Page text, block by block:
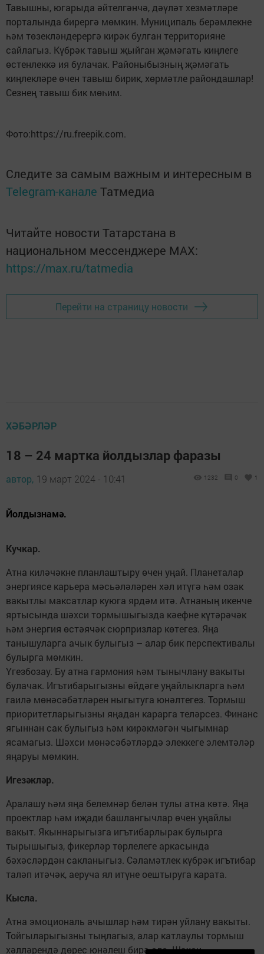
Тавышны, югарыда әйтелгәнчә, дәүләт хезмәтләре
порталында бирергә мөмкин. Муниципаль берәмлекне
һәм төзекләндерергә кирәк булган территорияне
сайлагыз. Күбрәк тавыш җыйган җәмәгать киңлеге
өстенлеккә ия булачак. Районыбызның җәмәгать
киңлекләре өчен тавыш бирик, хөрмәтле райондашлар!
Сезнең тавыш бик мөһим.
Фото:https://ru.freepik.com.
Следите за самым важным и интересным в
Telegram-канале Татмедиа
Читайте новости Татарстана в
национальном мессенджере MАХ:
https://max.ru/tatmedia
Перейти на страницу новости
ХӘБӘРЛӘР
18 – 24 мартка йолдызлар фаразы
автор, 19 март 2024 - 10:41 1232 0 1
Йолдызнамә.
Кучкар.
Атна киләчәкне планлаштыру өчен уңай. Планеталар
энергиясе карьера мәсьәләләрен хәл итүгә һәм озак
вакытлы максатлар куюга ярдәм итә. Атнаның икенче
яртысында шәхси тормышыгызда кәефне күтәрәчәк
һәм энергия өстәячәк сюрпризлар көтегез. Яңа
танышуларга ачык булыгыз – алар бик перспективалы
булырга мөмкин.
Үгезбозау. Бу атна гармония һәм тынычлану вакыты
булачак. Игътибарыгызны өйдәге уңайлыкларга һәм
гаилә мөнәсәбәтләрен ныгытуга юнәлтегез. Тормыш
приоритетларыгызны яңадан карарга теләрсез. Финанс
ягыннан сак булыгыз һәм кирәкмәгән чыгымнар
ясамагыз. Шәхси мөнәсәбәтләрдә элеккеге элемтәләр
яңаруы мөмкин.
Игезәкләр.
Аралашу һәм яңа белемнәр белән тулы атна көтә. Яңа
проектлар һәм иҗади башлангычлар өчен уңайлы
вакыт. Якыннарыгызга игътибарлырак булырга
тырышыгыз, фикерләр төрлелеге аркасында
бәхәсләрдән сакланыгыз. Сәламәтлек күбрәк игътибар
таләп итәчәк, аеруча ял итүне оештыруга карата.
Кысла.
Атна эмоциональ ачышлар һәм тирән уйлану вакыты.
Тойгыларыгызны тыңлагыз, алар катлаулы тормыш
хәлләрендә дөрес юнәлеш бирә ала. Шәхси